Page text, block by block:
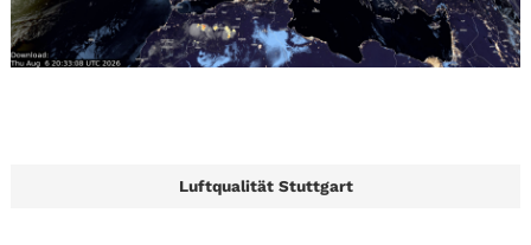
Luftqualität Stuttgart